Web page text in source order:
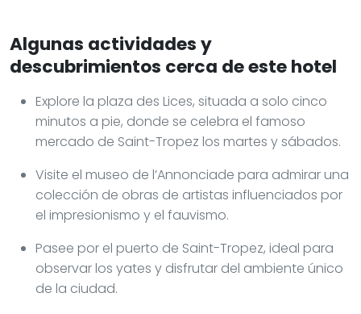
Algunas actividades y
descubrimientos cerca de este hotel
Explore la plaza des Lices, situada a solo cinco
minutos a pie, donde se celebra el famoso
mercado de Saint-Tropez los martes y sábados.
Visite el museo de l’Annonciade para admirar una
colección de obras de artistas influenciados por
el impresionismo y el fauvismo.
Pasee por el puerto de Saint-Tropez, ideal para
observar los yates y disfrutar del ambiente único
de la ciudad.